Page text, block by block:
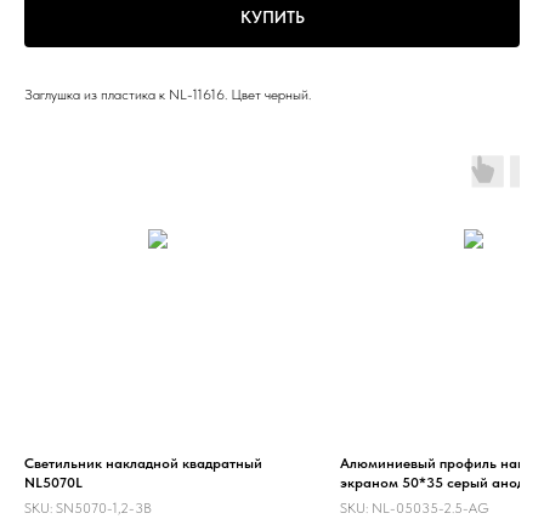
КУПИТЬ
Заглушка из пластика к NL-11616. Цвет черный.
Светильник накладной квадратный
NL5070L
SKU: SN5070-1,2-3B
Алюминиевый профиль накл/
экраном 50*35 серый анод.
SKU: NL-05035-2.5-AG